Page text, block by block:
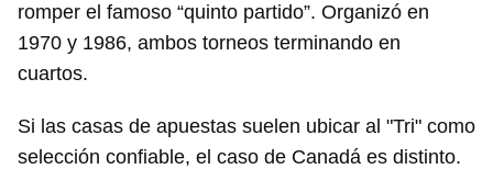
romper el famoso “quinto partido”. Organizó en
1970 y 1986, ambos torneos terminando en
cuartos.
Si las casas de apuestas suelen ubicar al "Tri" como
selección confiable, el caso de Canadá es distinto.